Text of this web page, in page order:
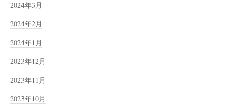
2024年3月
2024年2月
2024年1月
2023年12月
2023年11月
2023年10月